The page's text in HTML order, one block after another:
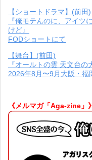
【ショートドラマ】(前田)
『俺モテんのに、アイツ
けど』
FODショートにて
【舞台】(前田)
『オールトの雲 天文台の
2026年8月〜9月大阪・福
《メルマガ「Aga-zine」》